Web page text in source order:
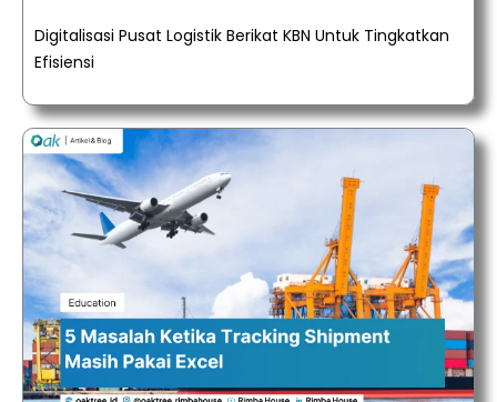
Digitalisasi Pusat Logistik Berikat KBN Untuk Tingkatkan
Efisiensi